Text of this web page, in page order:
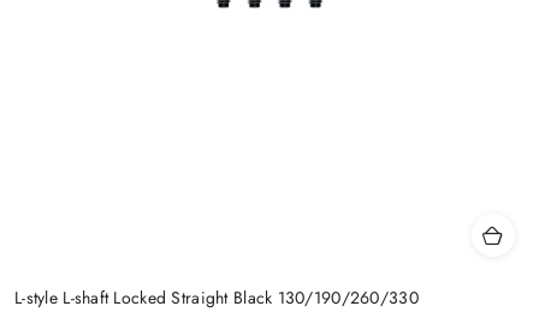
L-style L-shaft Locked Straight Black 130/190/260/330